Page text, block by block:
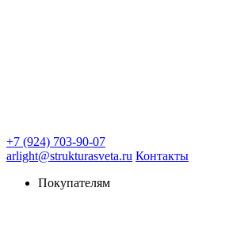
+7 (924) 703-90-07
arlight@strukturasveta.ru Контакты
Покупателям